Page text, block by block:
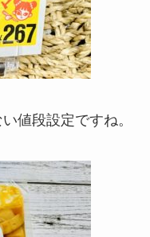
値段設定ですね。